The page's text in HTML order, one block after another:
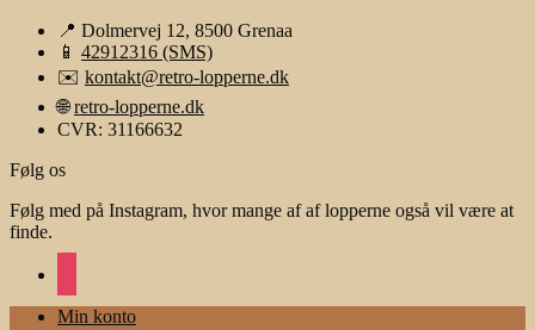
📍 Dolmervej 12, 8500 Grenaa
📱 42912316 (SMS)
✉️ kontakt@retro-lopperne.dk
🌐retro-lopperne.dk
CVR: 31166632
Følg os
Følg med på Instagram, hvor mange af af lopperne også vil være at
finde.
Min konto